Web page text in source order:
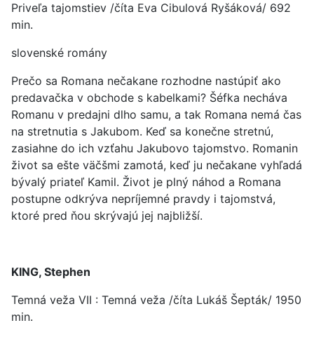
Priveľa tajomstiev /číta Eva Cibulová Ryšáková/ 692
min.
slovenské romány
Prečo sa Romana nečakane rozhodne nastúpiť ako
predavačka v obchode s kabelkami? Šéfka necháva
Romanu v predajni dlho samu, a tak Romana nemá čas
na stretnutia s Jakubom. Keď sa konečne stretnú,
zasiahne do ich vzťahu Jakubovo tajomstvo. Romanin
život sa ešte väčšmi zamotá, keď ju nečakane vyhľadá
bývalý priateľ Kamil. Život je plný náhod a Romana
postupne odkrýva nepríjemné pravdy i tajomstvá,
ktoré pred ňou skrývajú jej najbližší.
KING, Stephen
Temná veža VII : Temná veža /číta Lukáš Šepták/ 1950
min.